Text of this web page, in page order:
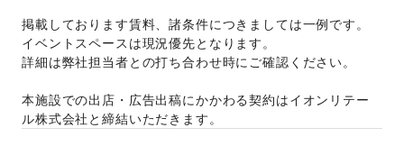
掲載しております賃料、諸条件につきましては一例です。
イベントスペースは現況優先となります。
詳細は弊社担当者との打ち合わせ時にご確認ください。
本施設での出店・広告出稿にかかわる契約はイオンリテー
ル株式会社と締結いただきます。